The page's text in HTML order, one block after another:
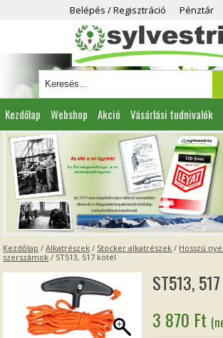
Belépés / Regisztráció Pénztár
Kezdőlap Webshop Akció Vásárlási tudnivalók
Viszonteladóknak Partnereink Kapcsolat
Kezdőlap /Alkatrészek / Stocker alkatrészek / Hosszú
szerszámok / ST513, 517 kötél
ST513,
3 870 Ft